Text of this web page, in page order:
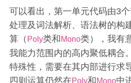
可以看出，第一单元代码由3
处理及词法解析、语法树的构
算（ Poly类和 Mono类），我有
我能力范围内的高内聚低耦合
特殊性，需要在其内部进行求
四则运算仍然在Poly和 Mono中